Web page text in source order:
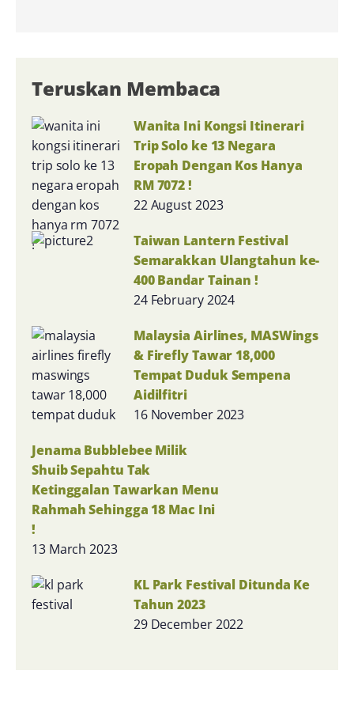
Teruskan Membaca
Wanita Ini Kongsi Itinerari
Trip Solo ke 13 Negara
Eropah Dengan Kos Hanya
RM 7072 !
22 August 2023
Taiwan Lantern Festival
Semarakkan Ulangtahun ke-
400 Bandar Tainan !
24 February 2024
Malaysia Airlines, MASWings
& Firefly Tawar 18,000
Tempat Duduk Sempena
Aidilfitri
16 November 2023
Jenama Bubblebee Milik
Shuib Sepahtu Tak
Ketinggalan Tawarkan Menu
Rahmah Sehingga 18 Mac Ini
!
13 March 2023
KL Park Festival Ditunda Ke
Tahun 2023
29 December 2022